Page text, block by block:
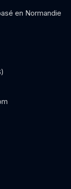
en Normandie